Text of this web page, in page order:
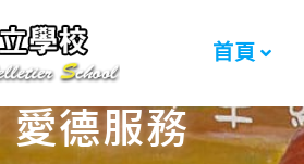
首頁
愛德服務